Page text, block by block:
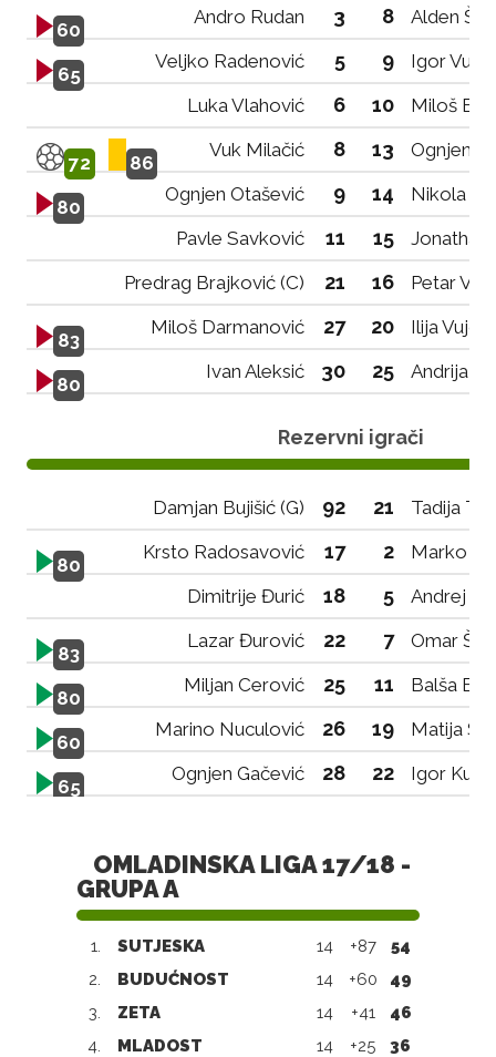
60
Andro Rudan 3 8 Alden
65
Veljko Radenović 5 9
Igor
Luka Vlahović
6 10 Miloš
72 86
Vuk Milačić 8 13 Ognjen
80
Ognjen Otašević 9 14
Nikola
Pavle Savković
11 15
Jonathan
Predrag Brajković (C)
21 16 Petar
83
Miloš Darmanović 27 20 Ilija
80
Ivan Aleksić 30 25 Andrija
Rezervni igrači
Damjan Bujišić (G) 92 21 Tadija
80
Krsto Radosavović 17 2
Marko
Dimitrije Đurić
18 5 Andrej
83
Lazar Đurović 22 7 Omar
80
Miljan Cerović 25 11 Balša
60
Marino Nuculović 26 19 Matija
65
Ognjen Gačević 28 22 Igor
OMLADINSKA LIGA 17/18 -
GRUPA A
1. SUTJESKA 14 +87
54
2.
BUDUĆNOST 14 +60
49
3.
ZETA 14 +41
46
4.
MLADOST 14 +25
36